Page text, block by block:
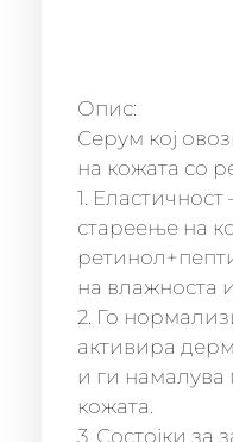
Опис:
Серум кој
на кожата со
1.
стареење на
на влажноста
2. Го
активира
и ги
кожата.
3. Состојки за